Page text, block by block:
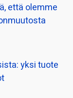
että olemme
yksi tuote